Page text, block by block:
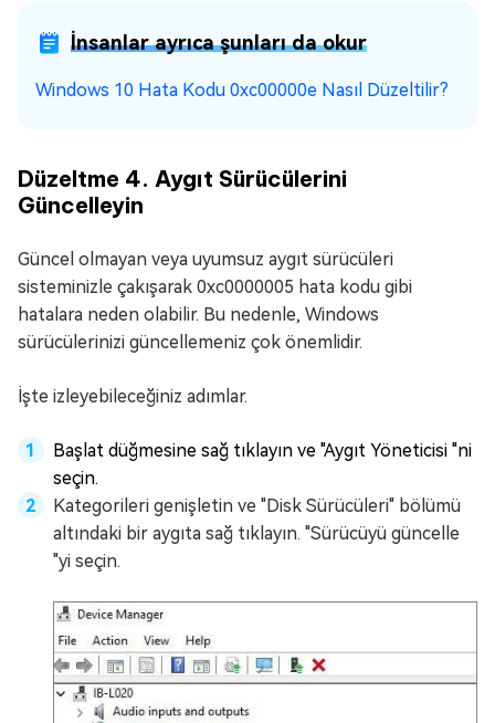
İnsanlar ayrıca şunları da okur
Windows 10 Hata Kodu 0xc00000e Nasıl Düzeltilir?
Düzeltme 4. Aygıt Sürücülerini
Güncelleyin
Güncel olmayan veya uyumsuz aygıt sürücüleri
sisteminizle çakışarak 0xc0000005 hata kodu gibi
hatalara neden olabilir. Bu nedenle, Windows
sürücülerinizi güncellemeniz çok önemlidir.
İşte izleyebileceğiniz adımlar.
Başlat düğmesine sağ tıklayın ve "Aygıt Yöneticisi "ni
seçin.
Kategorileri genişletin ve "Disk Sürücüleri" bölümü
altındaki bir aygıta sağ tıklayın. "Sürücüyü güncelle
"yi seçin.